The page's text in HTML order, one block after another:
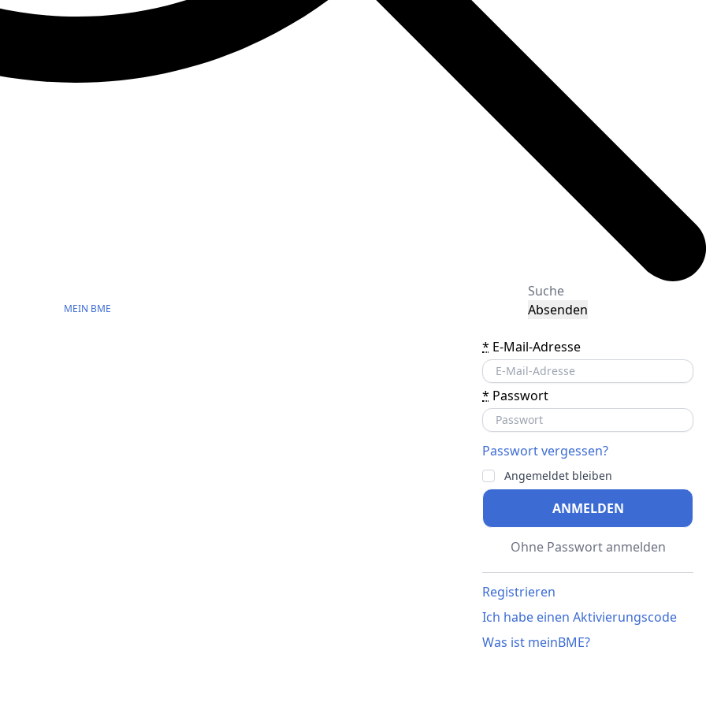
Absenden
MEIN BME
* E-Mail-Adresse
* Passwort
Passwort vergessen?
Angemeldet bleiben
ANMELDEN
Ohne Passwort anmelden
Registrieren
Ich habe einen Aktivierungscode
Was ist meinBME?